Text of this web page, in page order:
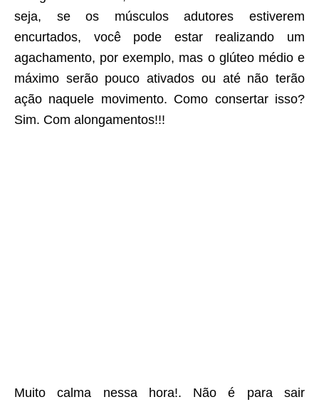
seja, se os músculos adutores estiverem
encurtados, você pode estar realizando um
agachamento, por exemplo, mas o glúteo médio e
máximo serão pouco ativados ou até não terão
ação naquele movimento. Como consertar isso?
Sim. Com alongamentos!!!
Muito calma nessa hora!. Não é para sair